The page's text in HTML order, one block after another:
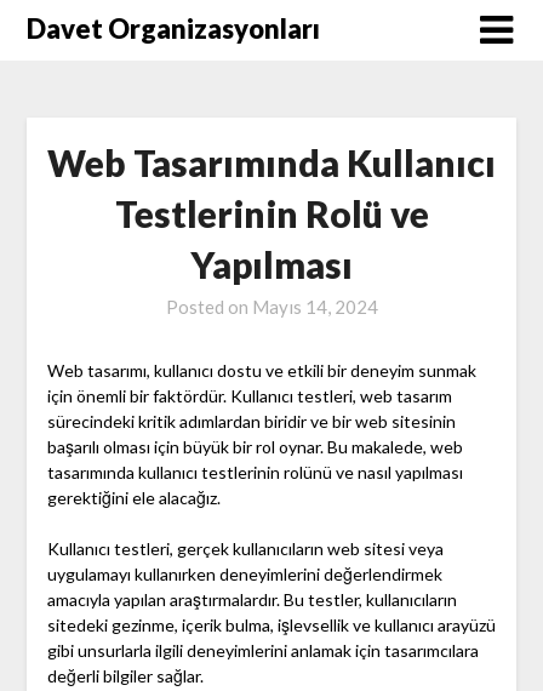
SkipDavet Organizasyonları
Web Tasarımında Kullanıcı
Testlerinin Rolü ve
Yapılması
Posted on Mayıs 14, 2024
Web tasarımı, kullanıcı dostu ve etkili bir deneyim sunmak
için önemli bir faktördür. Kullanıcı testleri, web tasarım
sürecindeki kritik adımlardan biridir ve bir web sitesinin
başarılı olması için büyük bir rol oynar. Bu makalede, web
tasarımında kullanıcı testlerinin rolünü ve nasıl yapılması
gerektiğini ele alacağız.
Kullanıcı testleri, gerçek kullanıcıların web sitesi veya
uygulamayı kullanırken deneyimlerini değerlendirmek
amacıyla yapılan araştırmalardır. Bu testler, kullanıcıların
sitedeki gezinme, içerik bulma, işlevsellik ve kullanıcı arayüzü
gibi unsurlarla ilgili deneyimlerini anlamak için tasarımcılara
değerli bilgiler sağlar.